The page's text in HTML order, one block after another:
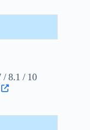
/ 8.1 / 10